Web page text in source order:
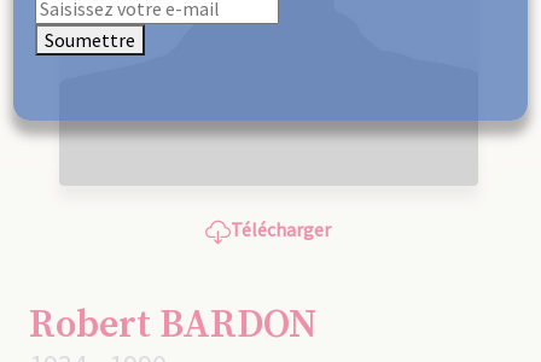
Télécharger
Robert BARDON
Soumettre